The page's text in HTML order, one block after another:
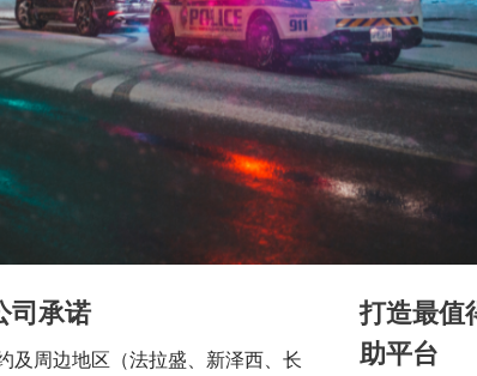
司承诺
及周边地区（法拉盛、新泽西、长
打造最值
助平台